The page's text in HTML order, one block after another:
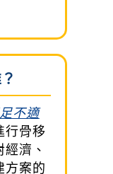
不適
行骨移
濟、
方案的